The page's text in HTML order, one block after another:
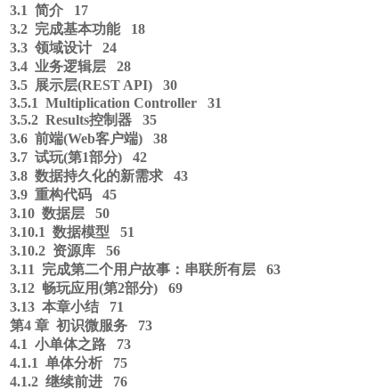
3.1 简介 17
3.2 完成基本功能 18
3.3 领域设计 24
3.4 业务逻辑层 28
3.5 展示层(REST API) 30
3.5.1 Multiplication Controller 31
3.5.2 Results控制器 35
3.6 前端(Web客户端) 38
3.7 试玩(第1部分) 42
3.8 数据持久化的新需求 43
3.9 重构代码 45
3.10 数据层 50
3.10.1 数据模型 51
3.10.2 资源库 56
3.11 完成第二个用户故事：串联所有层 63
3.12 畅玩应用(第2部分) 69
3.13 本章小结 71
第4 章 初识微服务 73
4.1 小单体之路 73
4.1.1 单体分析 75
4.1.2 继续前进 76